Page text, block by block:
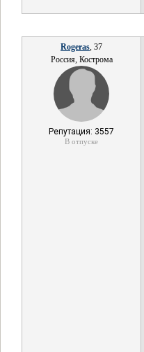
Rogeras, 37
Россия, Кострома
Репутация: 3557
В отпуске